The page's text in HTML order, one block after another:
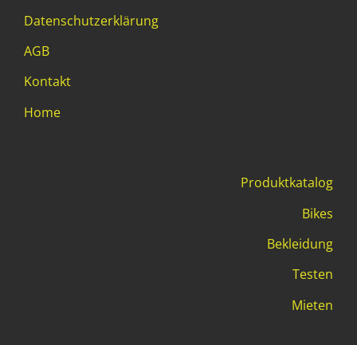
Datenschutzerklärung
AGB
Kontakt
Home
Produktkatalog
Bikes
Bekleidung
Testen
Mieten